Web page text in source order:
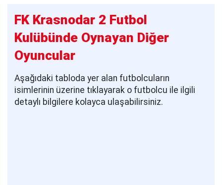
FK Krasnodar 2 Futbol
Kulübünde Oynayan Diğer
Oyuncular
Aşağıdaki tabloda yer alan futbolcuların
isimlerinin üzerine tıklayarak o futbolcu ile ilgili
detaylı bilgilere kolayca ulaşabilirsiniz.